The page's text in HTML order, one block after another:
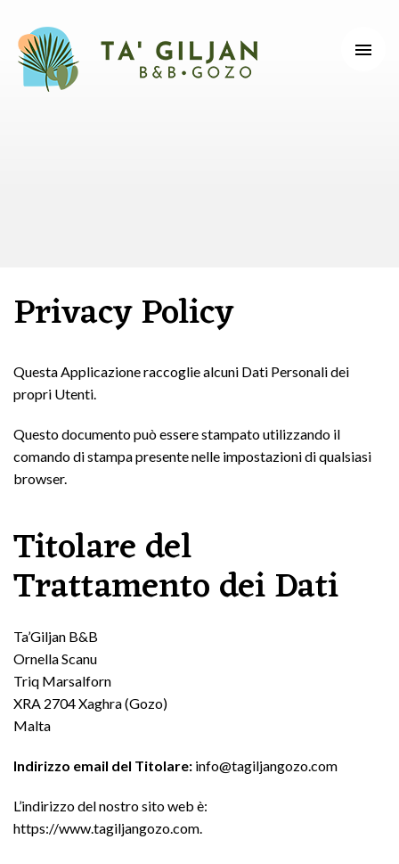
Privacy Policy
Questa Applicazione raccoglie alcuni Dati Personali dei
propri Utenti.
Questo documento può essere stampato utilizzando il
comando di stampa presente nelle impostazioni di qualsiasi
browser.
Titolare del
Trattamento dei Dati
Ta’Giljan B&B
Ornella Scanu
Triq Marsalforn
XRA 2704 Xaghra (Gozo)
Malta
Indirizzo email del Titolare: info@tagiljangozo.com
L’indirizzo del nostro sito web è:
https://www.tagiljangozo.com.